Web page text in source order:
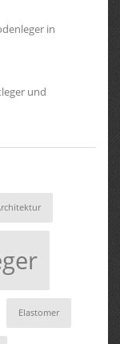
in
und
Elastomer